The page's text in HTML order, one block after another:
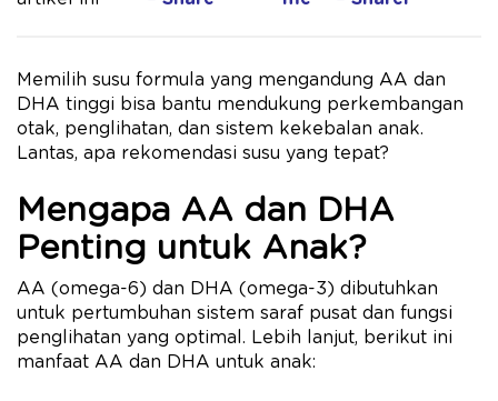
Memilih susu formula yang mengandung AA dan
DHA tinggi bisa bantu mendukung perkembangan
otak, penglihatan, dan sistem kekebalan anak.
Lantas, apa rekomendasi susu yang tepat?
Mengapa AA dan DHA
Penting untuk Anak?
AA (omega-6) dan DHA (omega-3) dibutuhkan
untuk pertumbuhan sistem saraf pusat dan fungsi
penglihatan yang optimal. Lebih lanjut, berikut ini
manfaat AA dan DHA untuk anak: